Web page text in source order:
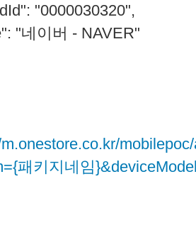
"0000030320",
"네이버 - NAVER"
패키지네임